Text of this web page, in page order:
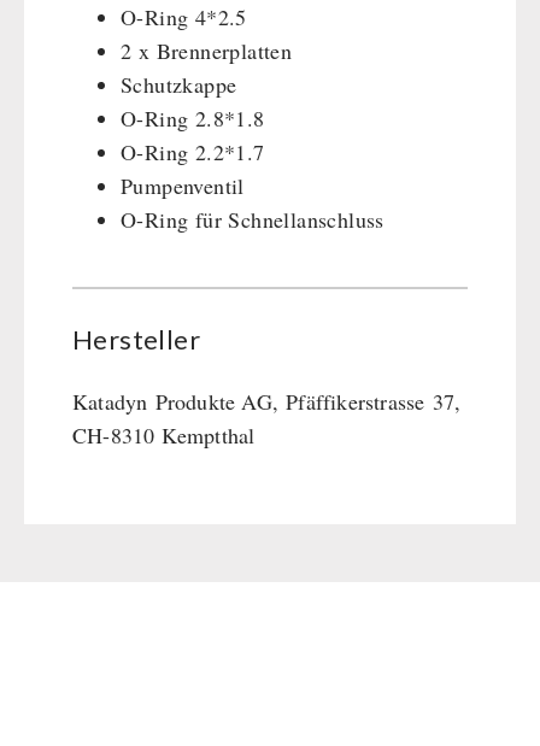
O-Ring 4*2.5
2 x Brennerplatten
Schutzkappe
O-Ring 2.8*1.8
O-Ring 2.2*1.7
Pumpenventil
O-Ring für Schnellanschluss
Hersteller
Katadyn Produkte AG,Pfäffikerstrasse 37,
CH-8310 Kemptthal